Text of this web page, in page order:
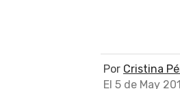
Por Cristina
El 5 de May